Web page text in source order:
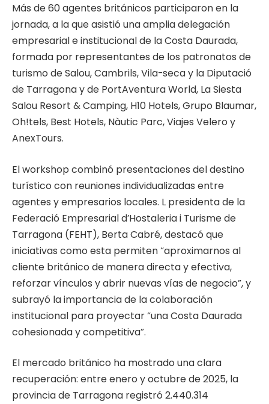
Más de 60 agentes británicos participaron en la
jornada, a la que asistió una amplia delegación
empresarial e institucional de la Costa Daurada,
formada por representantes de los patronatos de
turismo de Salou, Cambrils, Vila-seca y la Diputació
de Tarragona y de PortAventura World, La Siesta
Salou Resort & Camping, H10 Hotels, Grupo Blaumar,
Oh!tels, Best Hotels, Nàutic Parc, Viajes Velero y
AnexTours.
El workshop combinó presentaciones del destino
turístico con reuniones individualizadas entre
agentes y empresarios locales. L presidenta de la
Federació Empresarial d’Hostaleria i Turisme de
Tarragona (FEHT), Berta Cabré, destacó que
iniciativas como esta permiten “aproximarnos al
cliente británico de manera directa y efectiva,
reforzar vínculos y abrir nuevas vías de negocio”, y
subrayó la importancia de la colaboración
institucional para proyectar “una Costa Daurada
cohesionada y competitiva”.
El mercado británico ha mostrado una clara
recuperación: entre enero y octubre de 2025, la
provincia de Tarragona registró 2.440.314